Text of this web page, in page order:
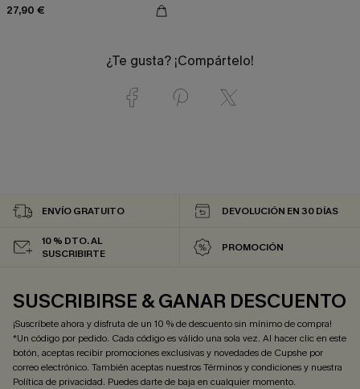
27,90 €
¿Te gusta? ¡Compártelo!
ENVÍO GRATUITO DEVOLUCIÓN EN 30 DÍAS
10 % DTO. AL
SUSCRIBIRTE
PROMOCIÓN
SUSCRIBIRSE & GANAR DESCUENTO
¡Suscríbete ahora y disfruta de un 10 % de descuento sin mínimo de compra!
*Un código por pedido. Cada código es válido una sola vez. Al hacer clic en este
botón, aceptas recibir promociones exclusivas y novedades de Cupshe por
correo electrónico. También aceptas nuestrosTérminos y condicionesy nuestra
Política de privacidad. Puedes darte de baja en cualquier momento.